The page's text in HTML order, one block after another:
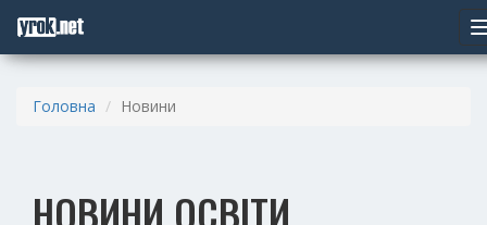
Головна Новини
НОВИНИ ОСВІТИ